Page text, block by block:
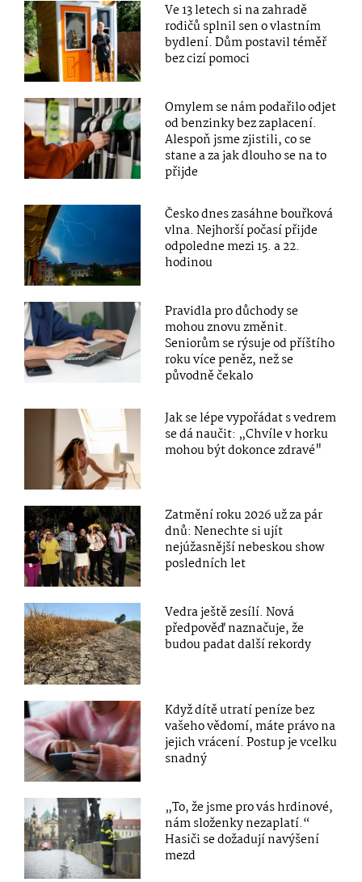
Ve 13 letech si na zahradě
rodičů splnil sen o vlastním
bydlení. Dům postavil téměř
bez cizí pomoci
Omylem se nám podařilo odjet
od benzinky bez zaplacení.
Alespoň jsme zjistili, co se
stane a za jak dlouho se na to
přijde
Česko dnes zasáhne bouřková
vlna. Nejhorší počasí přijde
odpoledne mezi 15. a 22.
hodinou
Pravidla pro důchody se
mohou znovu změnit.
Seniorům se rýsuje od příštího
roku více peněz, než se
původně čekalo
Jak se lépe vypořádat s vedrem
se dá naučit: „Chvíle v horku
mohou být dokonce zdravé"
Zatmění roku 2026 už za pár
dnů: Nenechte si ujít
nejúžasnější nebeskou show
posledních let
Vedra ještě zesílí. Nová
předpověď naznačuje, že
budou padat další rekordy
Když dítě utratí peníze bez
vašeho vědomí, máte právo na
jejich vrácení. Postup je vcelku
snadný
„To, že jsme pro vás hrdinové,
nám složenky nezaplatí.“
Hasiči se dožadují navýšení
mezd